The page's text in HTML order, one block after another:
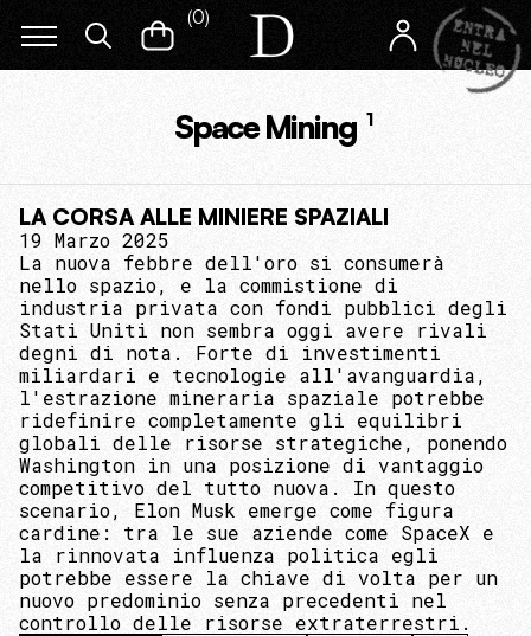
(0)
Space Mining 1
LA CORSA ALLE MINIERE SPAZIALI
19 Marzo 2025
La nuova febbre dell'oro si consumerà
nello spazio, e la commistione di
industria privata con fondi pubblici degli
Stati Uniti non sembra oggi avere rivali
degni di nota. Forte di investimenti
miliardari e tecnologie all'avanguardia,
l'estrazione mineraria spaziale potrebbe
ridefinire completamente gli equilibri
globali delle risorse strategiche, ponendo
Washington in una posizione di vantaggio
competitivo del tutto nuova. In questo
scenario, Elon Musk emerge come figura
cardine: tra le sue aziende come SpaceX e
la rinnovata influenza politica egli
potrebbe essere la chiave di volta per un
nuovo predominio senza precedenti nel
controllo delle risorse extraterrestri.